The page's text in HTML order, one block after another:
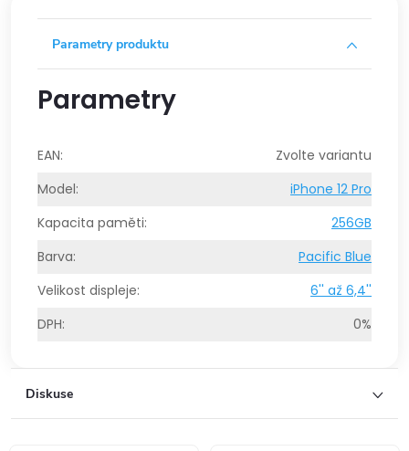
Parametry produktu
Parametry
EAN:
Zvolte variantu
Model:
iPhone 12 Pro
Kapacita paměti:
256GB
Barva:
Pacific Blue
Velikost displeje:
6'' až 6,4''
DPH: 0%
Diskuse